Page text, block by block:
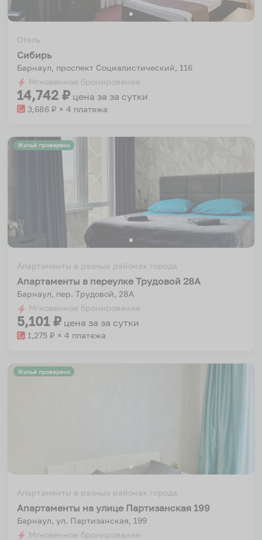
Отель
Сибирь
Барнаул, проспект Социалистичеcкий, 116
Мгновенное бронирование
14,742 ₽ цена за за сутки
3,686 ₽ × 4 платежа
Жильё проверено
Апартаменты в разных районах города
Апартаменты в переулке Трудовой 28А
Барнаул, пер. Трудовой, 28А
Мгновенное бронирование
5,101 ₽ цена за за сутки
1,275 ₽ × 4 платежа
Жильё проверено
Апартаменты в разных районах города
Апартаменты на улице Партизанская 199
Барнаул, ул. Партизанская, 199
Мгновенное бронирование